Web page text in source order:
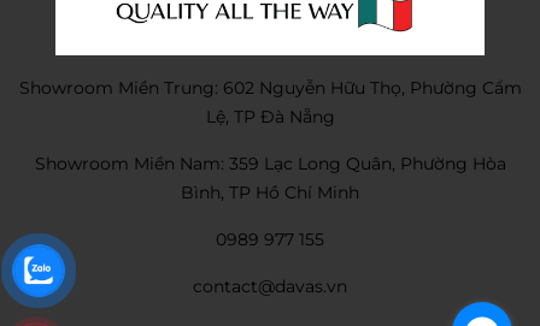
Showroom Miền Trung: 602 Nguyễn Hữu Thọ, Phường Cẩm
Lệ, TP Đà Nẵng
Showroom Miền Nam: 359 Lạc Long Quân, Phường Hòa
Bình, TP Hồ Chí Minh
0989 977 155
contact@davas.vn